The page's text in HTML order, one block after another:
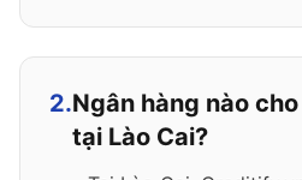
2.Ngân hàng nào
tại Lào Cai?